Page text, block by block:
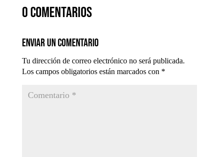
0 comentarios
Enviar un comentario
Tu dirección de correo electrónico no será publicada.
Los campos obligatorios están marcados con *